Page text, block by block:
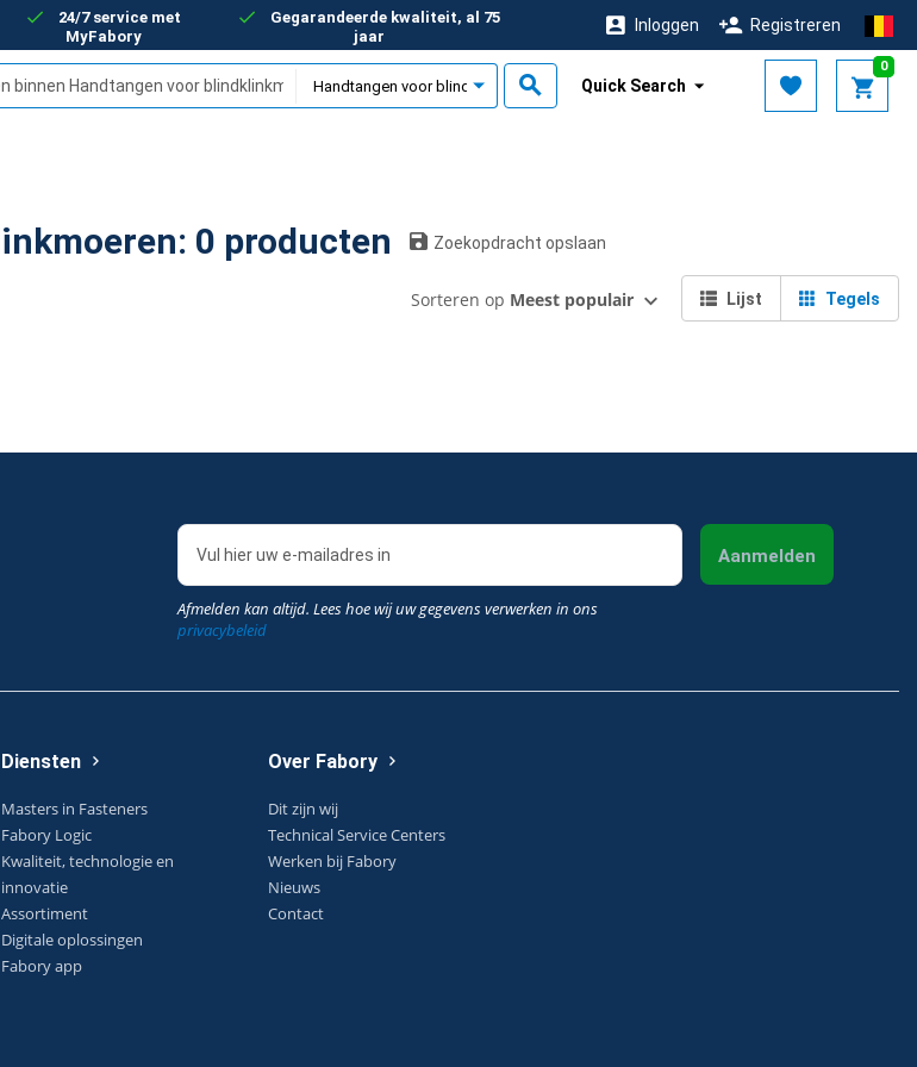
24/7 service met
MyFabory
Gegarandeerde kwaliteit, al 75
jaar
Inloggen Registreren
0
Quick Search
Handtangen voor blindklinkmoeren: 0 producten Zoekopdracht opslaan
Tegels
Lijst
Sorteren op Meest populair
Afmelden kan altijd. Lees hoe wij uw gegevens verwerken in ons
privacybeleid
Aanmelden
Diensten
Masters in Fasteners
Fabory Logic
Kwaliteit, technologie en
innovatie
Assortiment
Digitale oplossingen
Fabory app
Over Fabory
Dit zijn wij
Technical Service Centers
Werken bij Fabory
Nieuws
Contact